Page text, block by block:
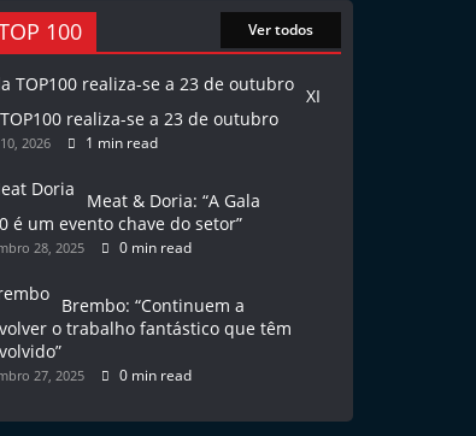
100 Ver todos
XI
realiza-se a 23 de outubro
2026 1 min read
Meat & Doria: “A Gala
é um evento chave do setor”
28, 2025 0 min read
Brembo: “Continuem a
o trabalho fantástico que têm
27, 2025 0 min read